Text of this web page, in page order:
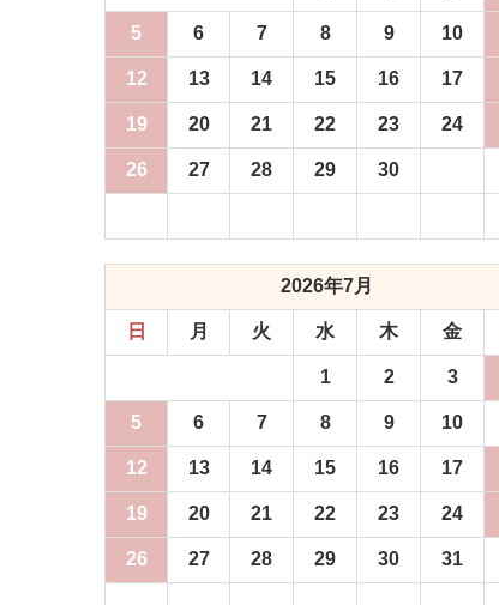
5 6 7 8 9 10
12 13 14 15 16 17
19 20 21 22 23 24
26 27 28 29 30
2026年7月
日 月 火 水 木 金
1 2 3
5 6 7 8 9 10
12 13 14 15 16 17
19 20 21 22 23 24
26 27 28 29 30 31